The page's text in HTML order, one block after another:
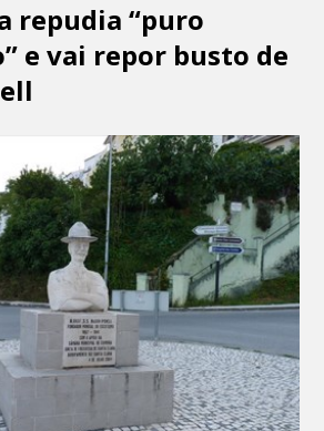
repudia “puro
e vai repor busto de